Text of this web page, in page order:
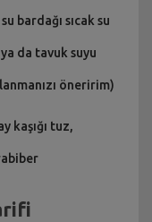
bardağı sıcak su
da tavuk suyu
öneririm)
kaşığı tuz,